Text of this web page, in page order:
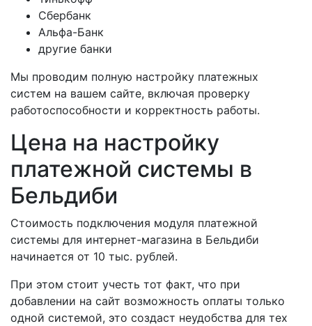
Сбербанк
Альфа-Банк
другие банки
Мы проводим полную настройку платежных
систем на вашем сайте, включая проверку
работоспособности и корректность работы.
Цена на настройку
платежной системы в
Бельдиби
Стоимость подключения модуля платежной
системы для интернет-магазина в Бельдиби
начинается от 10 тыс. рублей.
При этом стоит учесть тот факт, что при
добавлении на сайт возможность оплаты только
одной системой, это создаст неудобства для тех